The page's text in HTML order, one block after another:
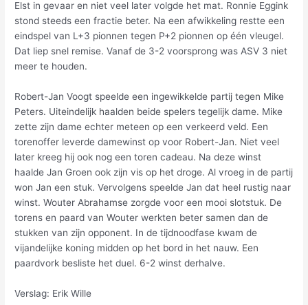
Elst in gevaar en niet veel later volgde het mat. Ronnie Eggink
stond steeds een fractie beter. Na een afwikkeling restte een
eindspel van L+3 pionnen tegen P+2 pionnen op één vleugel.
Dat liep snel remise. Vanaf de 3-2 voorsprong was ASV 3 niet
meer te houden.
Robert-Jan Voogt speelde een ingewikkelde partij tegen Mike
Peters. Uiteindelijk haalden beide spelers tegelijk dame. Mike
zette zijn dame echter meteen op een verkeerd veld. Een
torenoffer leverde damewinst op voor Robert-Jan. Niet veel
later kreeg hij ook nog een toren cadeau. Na deze winst
haalde Jan Groen ook zijn vis op het droge. Al vroeg in de partij
won Jan een stuk. Vervolgens speelde Jan dat heel rustig naar
winst. Wouter Abrahamse zorgde voor een mooi slotstuk. De
torens en paard van Wouter werkten beter samen dan de
stukken van zijn opponent. In de tijdnoodfase kwam de
vijandelijke koning midden op het bord in het nauw. Een
paardvork besliste het duel. 6-2 winst derhalve.
Verslag: Erik Wille